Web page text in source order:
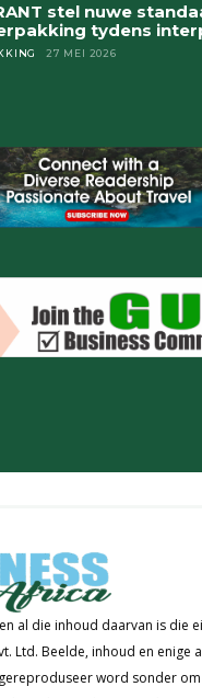
stel nuwe
tydens
27 MEI 2026
al die inhoud daarvan is die
Ltd. Beelde, inhoud en enige
word sonder